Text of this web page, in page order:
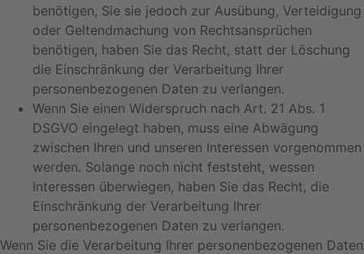
benötigen, Sie sie jedoch zur Ausübung, Verteidigung
oder Geltendmachung von Rechtsansprüchen
benötigen, haben Sie das Recht, statt der Löschung
die Einschränkung der Verarbeitung Ihrer
personenbezogenen Daten zu verlangen.
Wenn Sie einen Widerspruch nach Art. 21 Abs. 1
DSGVO eingelegt haben, muss eine Abwägung
zwischen Ihren und unseren Interessen vorgenommen
werden. Solange noch nicht feststeht, wessen
Interessen überwiegen, haben Sie das Recht, die
Einschränkung der Verarbeitung Ihrer
personenbezogenen Daten zu verlangen.
Wenn Sie die Verarbeitung Ihrer personenbezogenen Daten